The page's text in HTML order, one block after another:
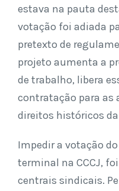
estava na pauta
votação foi adiada
pretexto de
projeto aumenta a
de trabalho, libera
contratação para as
direitos históricos
Impedir a votação
terminal na CCCJ,
centrais sindicais.